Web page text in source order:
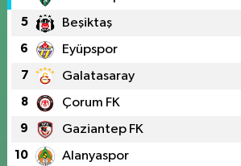
5 Beşiktaş
6 Eyüpspor
7 Galatasaray
8 Çorum FK
9 Gaziantep FK
10 Alanyaspor